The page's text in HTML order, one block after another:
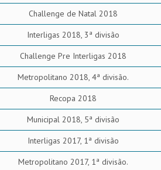
Challenge de Natal 2018
Interligas 2018, 3ª divisão
Challenge Pre Interligas 2018
Metropolitano 2018, 4ª divisão.
Recopa 2018
Municipal 2018, 5ª divisão
Interligas 2017, 1ª divisão
Metropolitano 2017, 1ª divisão.